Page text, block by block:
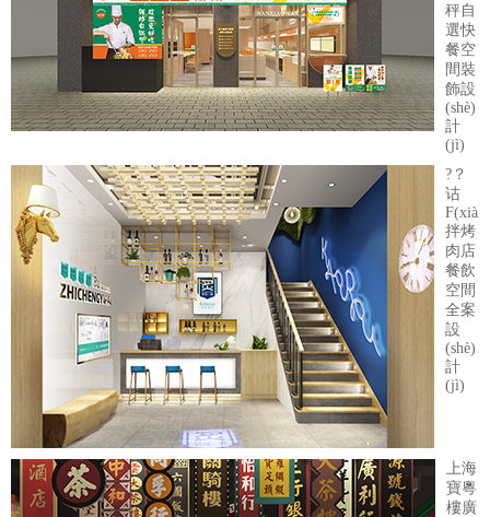
秤自
選快
餐空
間裝
飾設
(shè)
計
(jì)
?？
诂
F(xiàn)
拌烤
肉店
餐飲
空間
全案
設
(shè)
計
(jì)
上海
寶粵
樓廣